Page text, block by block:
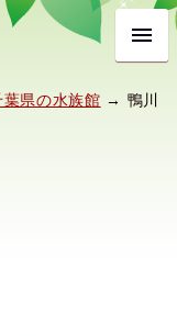
葉県の水族館 → 鴨川